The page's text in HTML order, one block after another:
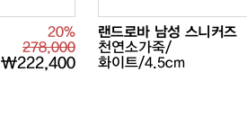
20%
278,000
₩222,400
랜드로바 남성 스니커즈
천연소가죽/
화이트/4.5cm